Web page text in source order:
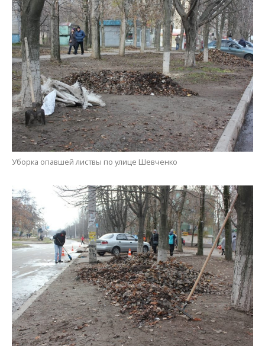
Уборка участка вдоль дороги в районе “Кристалла”